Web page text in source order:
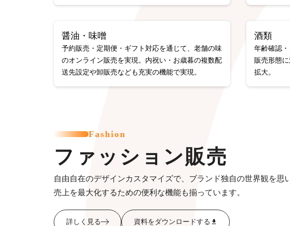
醤油・味噌
予約販売・定期便・ギフト対応を通じて、老舗の味
のオンライン販売を実現。内祝い・お歳暮の複数配
送先設定や卸販売なども充実の機能で実現。
酒類
年齢確認
販売形態
拡大。
Fashion
ファッション販売
自由自在のデザインカスタマイズで、ブランド独自の世界観を思
売上を最大化するための便利な機能も揃っています。
詳しく見る 資料をダウンロードする